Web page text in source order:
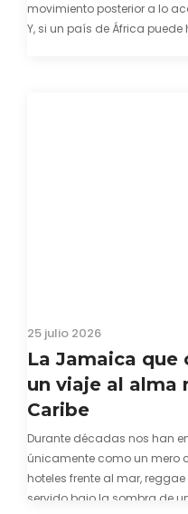
movimiento posterior a lo
Y, si un país de África
25 julio 2026
La Jamaica que
un viaje al alma
Caribe
Durante décadas nos han
únicamente como un mero
hoteles frente al mar,
servido bajo la sombra de